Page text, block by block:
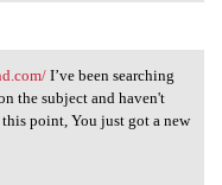
I’ve been searching
the subject and haven't
point, You just got a new